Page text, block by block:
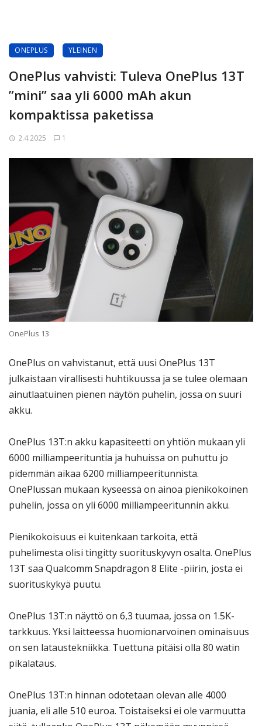
ONEPLUS YLEINEN
OnePlus vahvisti: Tuleva OnePlus 13T
”mini” saa yli 6000 mAh akun
kompaktissa paketissa
2.4.2025 1
OnePlus 13
OnePlus on vahvistanut, että uusi OnePlus 13T
julkaistaan virallisesti huhtikuussa ja se tulee olemaan
ainutlaatuinen pienen näytön puhelin, jossa on suuri
akku.
OnePlus 13T:n akku kapasiteetti on yhtiön mukaan yli
6000 milliampeerituntia ja huhuissa on puhuttu jo
pidemmän aikaa 6200 milliampeeritunnista.
OnePlussan mukaan kyseessä on ainoa pienikokoinen
puhelin, jossa on yli 6000 milliampeeritunnin akku.
Pienikokoisuus ei kuitenkaan tarkoita, että
puhelimesta olisi tingitty suorituskyvyn osalta. OnePlus
13T saa Qualcomm Snapdragon 8 Elite -piirin, josta ei
suorituskykyä puutu.
OnePlus 13T:n näyttö on 6,3 tuumaa, jossa on 1.5K-
tarkkuus. Yksi laitteessa huomionarvoinen ominaisuus
on sen lataustekniikka. Tuettuna pitäisi olla 80 watin
pikalataus.
OnePlus 13T:n hinnan odotetaan olevan alle 4000
juania, eli alle 510 euroa. Toistaiseksi ei ole varmuutta